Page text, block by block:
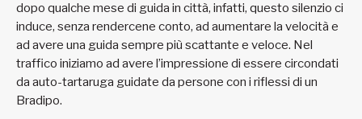
dopo qualche mese di guida in città, infatti, questo silenzio ci
induce, senza rendercene conto, ad aumentare la velocità e
ad avere una guida sempre più scattante e veloce. Nel
traffico iniziamo ad avere l’impressione di essere circondati
da auto-tartaruga guidate da persone con i riflessi di un
Bradipo.